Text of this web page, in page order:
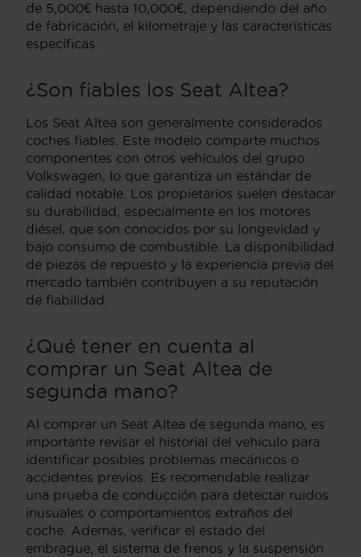
de 5,000€ hasta 10,000€, dependiendo del año
de fabricación, el kilometraje y las características
específicas.
¿Son fiables los Seat Altea?
Los Seat Altea son generalmente considerados
coches fiables. Este modelo comparte muchos
componentes con otros vehículos del grupo
Volkswagen, lo que garantiza un estándar de
calidad notable. Los propietarios suelen destacar
su durabilidad, especialmente en los motores
diésel, que son conocidos por su longevidad y
bajo consumo de combustible. La disponibilidad
de piezas de repuesto y la experiencia previa del
mercado también contribuyen a su reputación
de fiabilidad.
¿Qué tener en cuenta al
comprar un Seat Altea de
segunda mano?
Al comprar un Seat Altea de segunda mano, es
importante revisar el historial del vehículo para
identificar posibles problemas mecánicos o
accidentes previos. Es recomendable realizar
una prueba de conducción para detectar ruidos
inusuales o comportamientos extraños del
coche. Además, verificar el estado del
embrague, el sistema de frenos y la suspensión